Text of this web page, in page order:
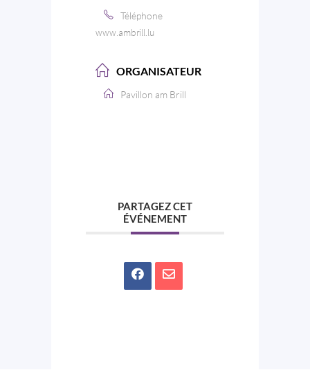
Téléphone
www.ambrill.lu
ORGANISATEUR
Pavillon am Brill
PARTAGEZ CET
ÉVÉNEMENT